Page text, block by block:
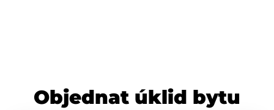
Objednat úklid bytu